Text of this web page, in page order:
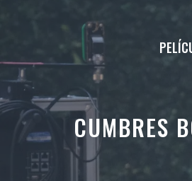
CUMBRES